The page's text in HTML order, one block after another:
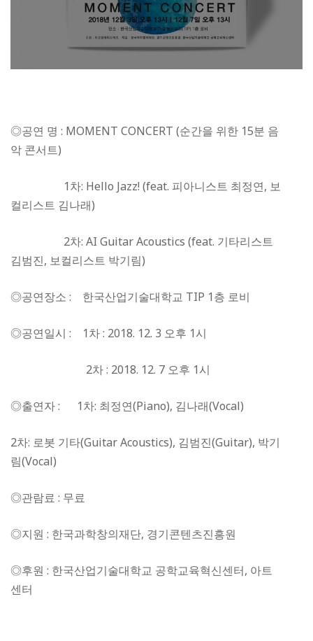
◎공연 명 : MOMENT CONCERT (순간을 위한 15분 음
악 콘서트)
1차: Hello Jazz! (feat. 피아니스트 최정연, 보
컬리스트 김나래)
2차: AI Guitar Acoustics (feat. 기타리스트
김범진, 보컬리스트 박기림)
◎공연장소 : 한국산업기술대학교 TIP 1층 로비
◎공연일시 : 1차 : 2018. 12. 3 오후 1시
2차 : 2018. 12. 7 오후 1시
◎출연자 : 1차: 최정연(Piano), 김나래(Vocal)
2차: 로봇 기타(Guitar Acoustics), 김범진(Guitar), 박기
림(Vocal)
◎관람료 : 무료
◎지원 : 한국과학창의재단, 경기콘텐츠진흥원
◎후원 : 한국산업기술대학교 공학교육혁신센터, 아트
센터